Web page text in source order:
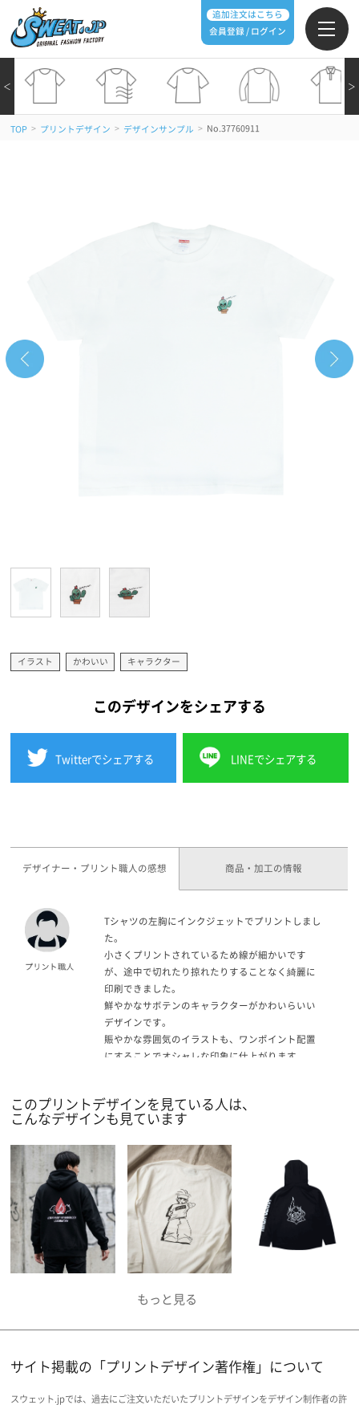
追加注文はこちら
会員登録 / ログイン
＞
＜
TOP > プリントデザイン > デザインサンプル > No.37760911
イラスト かわいい キャラクター
このデザインをシェアする
Twitterでシェアする LINEでシェアする
デザイナー・プリント職人の感想 商品・加工の情報
Tシャツの左胸にインクジェットでプリントしまし
た。
小さくプリントされているため線が細かいです
が、途中で切れたり掠れたりすることなく綺麗に
印刷できました。
鮮やかなサボテンのキャラクターがかわいらいい
デザインです。
賑やかな雰囲気のイラストも、ワンポイント配置
にすることでオシャレな印象に仕上がります。
このプリントデザインを見ている人は、
こんなデザインも見ています
サイト掲載の「プリントデザイン著作権」について
スウェット.jpでは、過去にご注文いただいたプリントデザインをデザイン制作者の許